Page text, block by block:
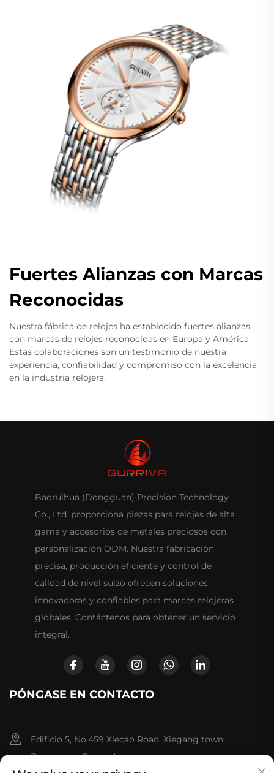
Fuertes Alianzas con Marcas
Reconocidas
Nuestra fábrica de relojes ha establecido fuertes alianzas
con marcas de relojes reconocidas en Europa y América.
Estas colaboraciones son un testimonio de nuestra
experiencia, confiabilidad y compromiso con la excelencia
en la industria relojera.
Baoruihua (Dongguan) Precision Technology
Co., Ltd. proporciona piezas para relojes de alta
gama y accesorios de metales preciosos con
personalización ODM. Nuestra fabricación
precisa, producción eficiente y control de
calidad de nivel suizo ofrecen soluciones
innovadoras y confiables para marcas relojeras
globales. Contáctenos para obtener un servicio
integral.
PÓNGASE EN CONTACTO
Edificio 5, No.459 Xiecao Road, Xiegang town,
Dongguan, Guangdong